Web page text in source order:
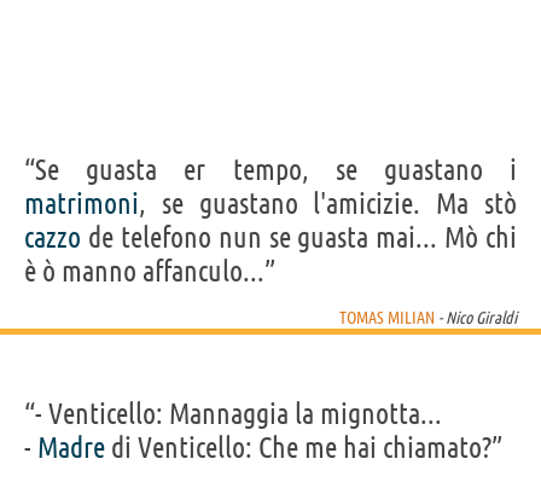
“Se guasta er tempo, se guastano i
matrimoni, se guastano l'amicizie. Ma stò
cazzo de telefono nun se guasta mai... Mò chi
è ò manno affanculo...”
TOMAS MILIAN - Nico Giraldi
“- Venticello: Mannaggia la mignotta...
- Madre di Venticello: Che me hai chiamato?”